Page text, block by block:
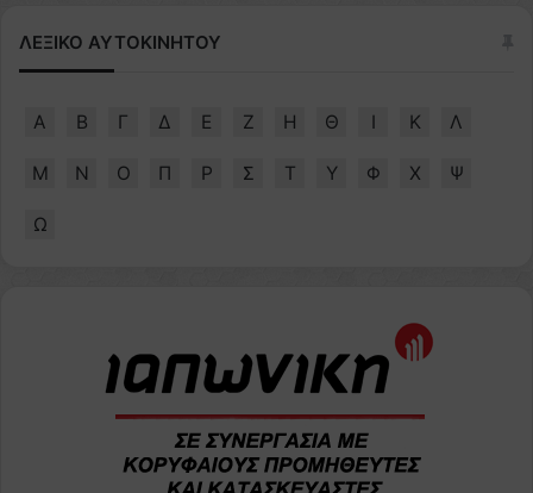
ΛΕΞΙΚΟ ΑΥΤΟΚΙΝΗΤΟΥ
Α Β Γ Δ Ε Ζ Η Θ Ι Κ Λ
Μ Ν Ο Π Ρ Σ Τ Υ Φ Χ Ψ
Ω